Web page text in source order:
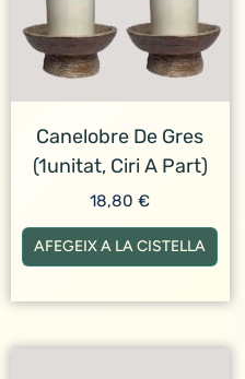
Canelobre De Gres
(1unitat, Ciri A Part)
18,80€
AFEGEIX A LA CISTELLA